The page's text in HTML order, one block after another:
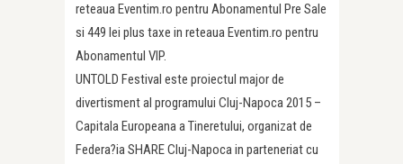
reteaua Eventim.ro pentru Abonamentul Pre Sale
si 449 lei plus taxe in reteaua Eventim.ro pentru
Abonamentul VIP.
UNTOLD Festival este proiectul major de
divertisment al programului Cluj-Napoca 2015 –
Capitala Europeana a Tineretului, organizat de
Federa?ia SHARE Cluj-Napoca in parteneriat cu